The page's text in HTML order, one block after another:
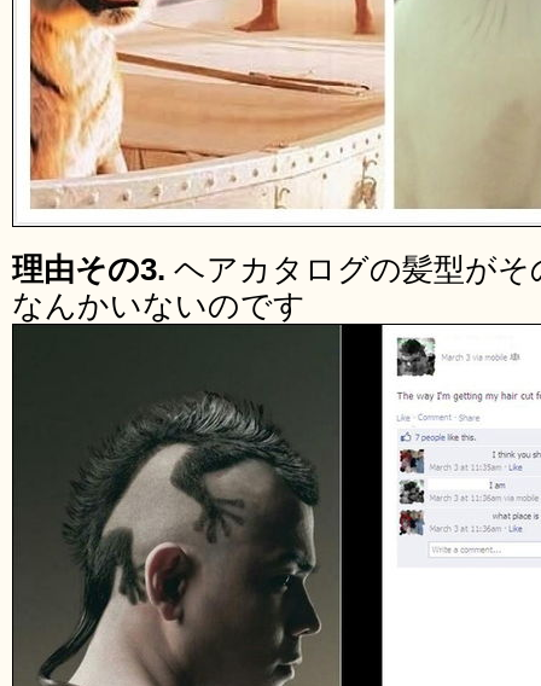
理由その3. ヘアカタログの髪型が
なんかいないのです